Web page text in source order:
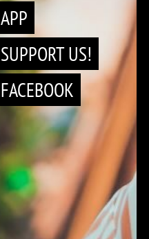
APP
SUPPORT US!
FACEBOOK